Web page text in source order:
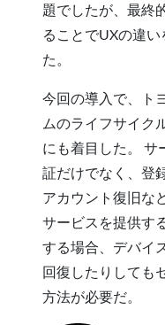
題でしたが、最終
ることでUXの違
た。
今回の導入で、ト
ムのライフサイク
にも着目した。 サ
証だけでなく、登
アカウント復旧な
サービスを提供す
する場合、デバイ
回復したりしても
方法が必要だ。